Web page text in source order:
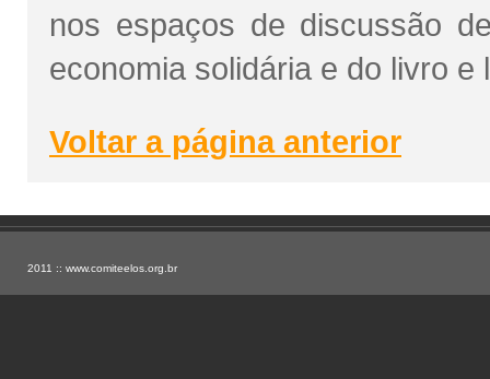
nos espaços de discussão
economia solidária e do livro e
Voltar a página anterior
2011 :: www.comiteelos.org.br